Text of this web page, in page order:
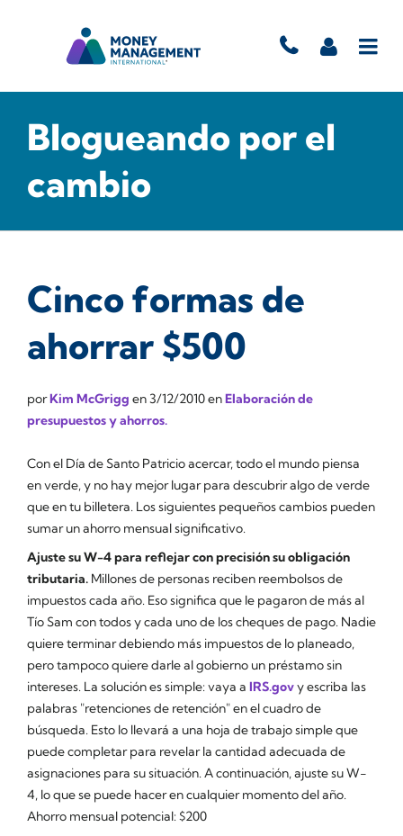
Blogueando por el
cambio
Cinco formas de
ahorrar $500
porKim McGrigg en3/12/2010enElaboración de
presupuestos y ahorros.
Con el Día de Santo Patricio acercar, todo el mundo piensa
en verde, y no hay mejor lugar para descubrir algo de verde
que en tu billetera. Los siguientes pequeños cambios pueden
sumar un ahorro mensual significativo.
Ajuste su W-4 para reflejar con precisión su obligación
tributaria. Millones de personas reciben reembolsos de
impuestos cada año. Eso significa que le pagaron de más al
Tío Sam con todos y cada uno de los cheques de pago. Nadie
quiere terminar debiendo más impuestos de lo planeado,
pero tampoco quiere darle al gobierno un préstamo sin
intereses. La solución es simple: vaya a IRS.govy escriba las
palabras "retenciones de retención" en el cuadro de
búsqueda. Esto lo llevará a una hoja de trabajo simple que
puede completar para revelar la cantidad adecuada de
asignaciones para su situación. A continuación, ajuste su W-
4, lo que se puede hacer en cualquier momento del año.
Ahorro mensual potencial: $200